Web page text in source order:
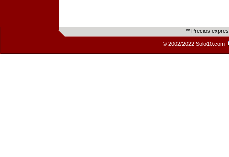
** Precios
© 2002/2022 Solo10.com